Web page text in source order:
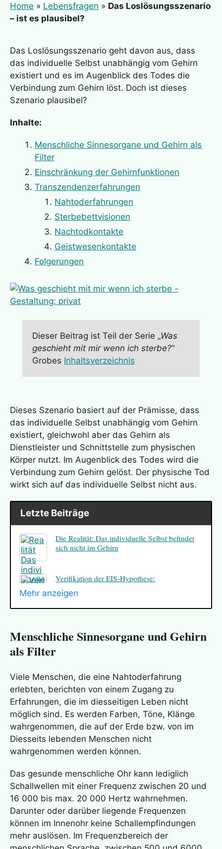
Home » Lebensfragen » Das Loslösungsszenario
– ist es plausibel?
Das Loslösungsszenario geht davon aus, dass
das individuelle Selbst unabhängig vom Gehirn
existiert und es im Augenblick des Todes die
Verbindung zum Gehirn löst. Doch ist dieses
Szenario plausibel?
Inhalte:
Menschliche Sinnesorgane und Gehirn als
Filter
Einschränkung der Gehirnfunktionen
Transzendenzerfahrungen
Nahtoderfahrungen
Sterbebettvisionen
Nachtodkontakte
Geistwesenkontakte
Folgerungen
Dieser Beitrag ist Teil der Serie „Was
geschieht mit mir wenn ich sterbe?“
Grobes Inhaltsverzeichnis
Dieses Szenario basiert auf der Prämisse, dass
das individuelle Selbst unabhängig vom Gehirn
existiert, gleichwohl aber das Gehirn als
Dienstleister und Schnittstelle zum physischen
Körper nutzt. Im Augenblick des Todes wird die
Verbindung zum Gehirn gelöst. Der physische Tod
wirkt sich auf das individuelle Selbst nicht aus.
Letzte Beiträge
Die Realität: Das individuelle Selbst befindet
sich nicht im Gehirn
Verifikation der EIS-Hypothese:
Ungewöhnliche Erinnerungen
Das Loslösungsszenario – ist es plausibel?
Das Evakuierungsszenario – ist es plausibel?
Das Erlöschungsszenario – ist es plausibel?
Was sind Nahtoderfahrungen? Wie werden sie
erlebt?
Mehr anzeigen
Menschliche Sinnesorgane und Gehirn
als Filter
Viele Menschen, die eine Nahtoderfahrung
erlebten, berichten von einem Zugang zu
Erfahrungen, die im diesseitigen Leben nicht
möglich sind. Es werden Farben, Töne, Klänge
wahrgenommen, die auf der Erde bzw. von im
Diesseits lebenden Menschen nicht
wahrgenommen werden können.
Das gesunde menschliche Ohr kann lediglich
Schallwellen mit einer Frequenz zwischen 20 und
16 000 bis max. 20 000 Hertz wahrnehmen.
Darunter oder darüber liegende Frequenzen
können im Innenohr keine Schallempfindungen
mehr auslösen. Im Frequenzbereich der